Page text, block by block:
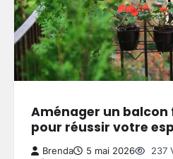
Aménager un balcon
pour réussir votre
Brenda 5 mai 2026 237